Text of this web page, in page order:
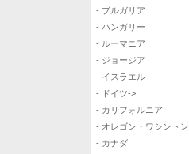
- ブルガリア
- ハンガリー
- ルーマニア
- ジョージア
- イスラエル
- ドイツ->
- カリフォルニア
- オレゴン・ワシントン
- カナダ